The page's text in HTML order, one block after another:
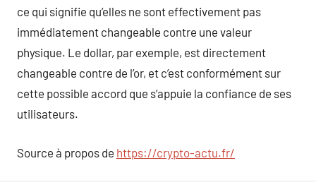
ce qui signifie qu’elles ne sont effectivement pas
immédiatement changeable contre une valeur
physique. Le dollar, par exemple, est directement
changeable contre de l’or, et c’est conformément sur
cette possible accord que s’appuie la confiance de ses
utilisateurs.
Source à propos de https://crypto-actu.fr/